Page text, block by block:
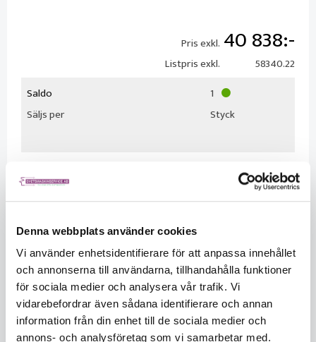
Denna webbplats använder cookies
Vi använder enhetsidentifierare för att anpassa innehållet
och annonserna till användarna, tillhandahålla funktioner
för sociala medier och analysera vår trafik. Vi
vidarebefordrar även sådana identifierare och annan
information från din enhet till de sociala medier och
annons- och analysföretag som vi samarbetar med.
Pris exkl. 40 838
Listpris exkl.
58340.22
Saldo
1
Säljs per
Styck
Beskrivning
Ersättaren för Esab Origo mig C280 och C340.